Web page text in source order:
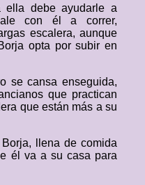
ella debe ayudarle a
con él a correr,
escalera, aunque
opta por subir en
se cansa enseguida,
que practican
que están más a su
llena de comida
él va a su casa para